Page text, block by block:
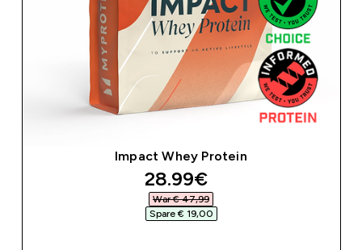
Impact Whey Protein
discounted price
28.99€‎
War € 47,99‎
Spare € 19,00‎